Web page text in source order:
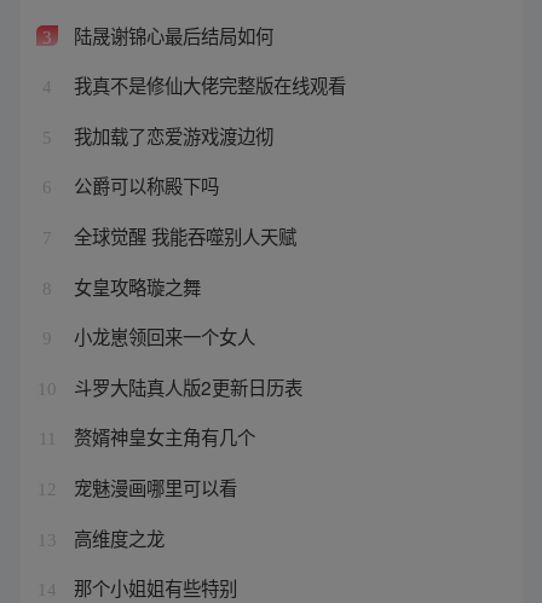
3 陆晟谢锦心最后结局如何
4 我真不是修仙大佬完整版在线观看
5 我加载了恋爱游戏渡边彻
6 公爵可以称殿下吗
7 全球觉醒 我能吞噬别人天赋
8 女皇攻略璇之舞
9 小龙崽领回来一个女人
10 斗罗大陆真人版2更新日历表
赘婿神皇女主角有几个
12 宠魅漫画哪里可以看
13 高维度之龙
14 那个小姐姐有些特别